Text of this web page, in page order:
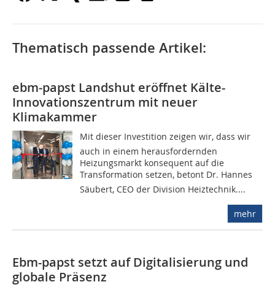
Thematisch passende Artikel:
ebm‑papst Landshut eröffnet Kälte-
Innovationszentrum mit neuer
Klimakammer
Mit dieser Investition zeigen wir, dass wir
auch in einem herausfordernden
Heizungsmarkt konsequent auf die
Transformation setzen, betont Dr. Hannes
Säubert, CEO der Division Heiztechnik....
mehr
Ebm-papst setzt auf Digitalisierung und
globale Präsenz